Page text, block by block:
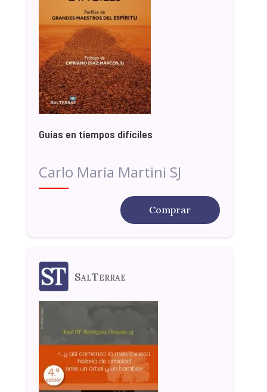
Guías en tiempos difíciles
Carlo Maria Martini SJ
Comprar
SalTerrae